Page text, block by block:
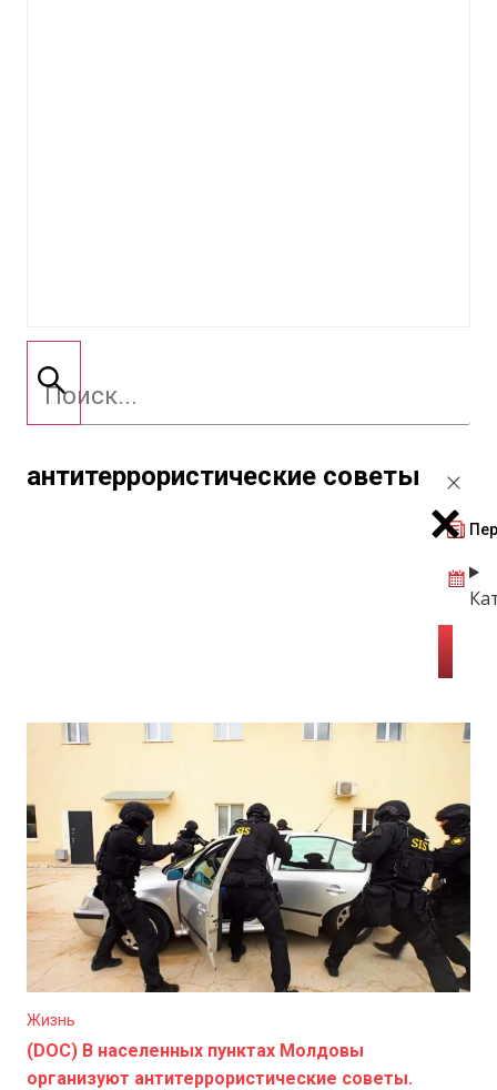
антитеррористические советы
Жизнь
(DOC) В населенных пунктах Молдовы
организуют антитеррористические советы.